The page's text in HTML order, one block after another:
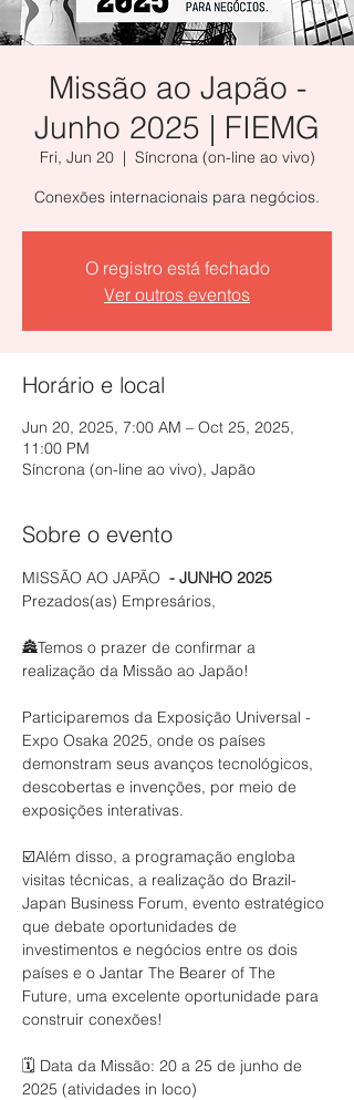
Missão ao Japão -
Junho 2025 | FIEMG
Fri, Jun 20
  |
Síncrona (on-line ao vivo)
Conexões internacionais para negócios.
O registro está fechado
Ver outros eventos
Horário e local
Jun 20, 2025, 7:00 AM – Oct 25, 2025,
11:00 PM
Síncrona (on-line ao vivo), Japão
Sobre o evento
MISSÃO AO JAPÃO - JUNHO 2025
Prezados(as) Empresários,
🏯Temos o prazer de confirmar a
realização da Missão ao Japão!
Participaremos da Exposição Universal -
Expo Osaka 2025, onde os países
demonstram seus avanços tecnológicos,
descobertas e invenções, por meio de
exposições interativas.
☑️Além disso, a programação engloba
visitas técnicas, a realização do Brazil-
Japan Business Forum, evento estratégico
que debate oportunidades de
investimentos e negócios entre os dois
países e o Jantar The Bearer of The
Future, uma excelente oportunidade para
construir conexões!
🗓️ Data da Missão: 20 a 25 de junho de
2025 (atividades in loco)